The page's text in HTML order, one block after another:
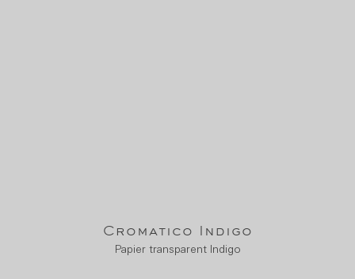
Cromatico Indigo
Papier transparent Indigo